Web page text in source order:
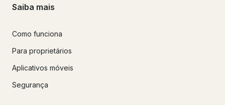
Saiba mais
Como funciona
Para proprietários
Aplicativos móveis
Segurança